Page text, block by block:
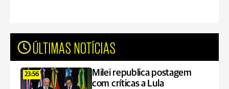
ÚLTIMAS NOTÍCIAS
23:56
Milei republica postagem
com críticas a Lula